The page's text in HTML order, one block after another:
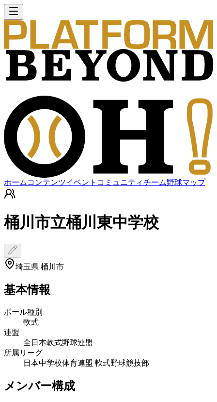
ホーム コンテンツイベント コミュニティチーム野球マップ
桶川市立桶川東中学校
埼玉県 桶川市
基本情報
ボール種別
軟式
連盟
全日本軟式野球連盟
所属リーグ
日本中学校体育連盟 軟式野球競技部
メンバー構成